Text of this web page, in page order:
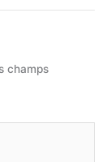
champs